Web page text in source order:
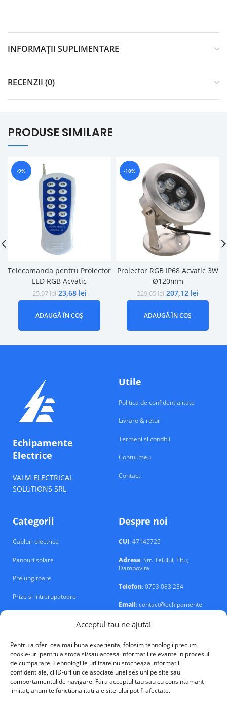
Acceptul tau ne ajuta!
Pentru a oferi cea mai buna experienta, folosim tehnologii precum
cookie-uri pentru a stoca si/sau accesa informatii relevante in procesul
de cumparare. Tehnologiile utilizate nu stocheaza informatii
confidentiale, ci ID-uri unice asociate unei sesiuni pe site sau
comportamentul de navigare. Fara acceptul tau sau cu consintamant
limitat, anumite functionalitati ale site-ului pot fi afectate.
INFORMAȚII SUPLIMENTARE
RECENZII (0)
PRODUSE SIMILARE
-9%
Telecomanda pentru Proiector
LED RGB Acvatic
25,97lei 23,68 lei
ADAUGĂ ÎN COȘ
-10%
Proiector RGB IP68 Acvatic 3W
Ø120mm
229,65lei 207,12 lei
ADAUGĂ ÎN COȘ
Echipamente
Electrice
VALM ELECTRICAL
SOLUTIONS SRL
Utile
Politica de confidentialitate
Livrare & retur
Termeni si conditii
Contul meu
Contact
Categorii
Cabluri electrice
Panouri solare
Prelungitoare
Prize si intrerupatoare
Despre noi
CUI: 47145725
Adresa: Str. Teiului, Titu,
Dambovita
Telefon: 0753 083 234
Email: contact@echipamente-
electrice.ro
VALM Electrical Solutions © 2026